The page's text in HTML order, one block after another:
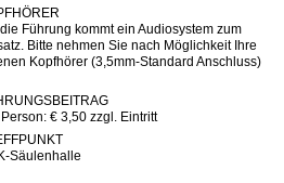
Führung kommt ein Audiosystem zum
Bitte nehmen Sie nach Möglichkeit Ihre
Kopfhörer (3,5mm-Standard Anschluss)
Person: € 3,50 zzgl. Eintritt
Säulenhalle